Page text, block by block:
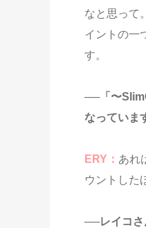
なと思って
イントの一
す。
──「〜
なっていま
ERY： あれ
ウントした
──レイコさ